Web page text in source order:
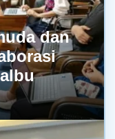
dan